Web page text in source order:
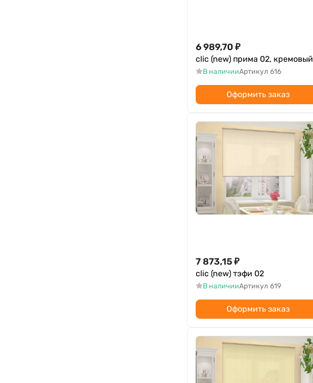
6 989,70 ₽
clic (new) прима 02, кремовый
В наличииАртикул 616
Оформить заказ
7 873,15₽
clic (new) тэфи 02
В наличииАртикул 619
Оформить заказ